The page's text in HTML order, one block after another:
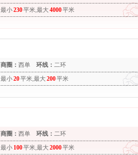
最小230平米,最大4000平米
商圈： 西单 环线： 二环
最小20平米,最大200平米
商圈： 西单 环线： 二环
最小 100平米,最大2000平米